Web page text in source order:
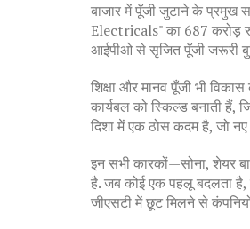
बाजार में पूँजी जुटाने के प्रमुख
Electricals" का 687 करोड़
आईपीओ से सृजित पूँजी जरूरी
शिक्षा और मानव पूँजी भी
कार्यबल को स्किल्ड बनाती हैं,
दिशा में एक ठोस कदम है, जो
इन सभी कारकों—सोना, शेयर
है. जब कोई एक पहलू बदलता है,
जीएसटी में छूट मिलने से